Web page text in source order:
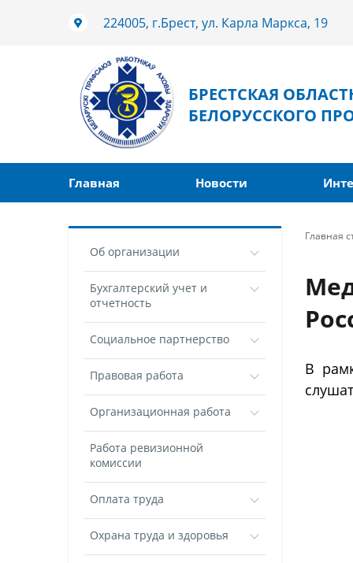
224005, г.Брест, ул. Карла Маркса, 19
БРЕСТСКАЯ
БЕЛОРУССКОГО
Главная Новости
Об организации
Бухгалтерский учет и
отчетность
Социальное партнерство
Правовая работа
Организационная работа
Работа ревизионной
комиссии
Оплата труда
Охрана труда и здоровья
Главная
В